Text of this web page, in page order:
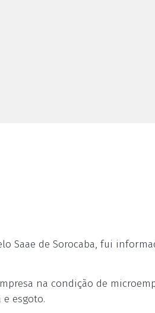
Saae de Sorocaba, fui
na condição de
esgoto.